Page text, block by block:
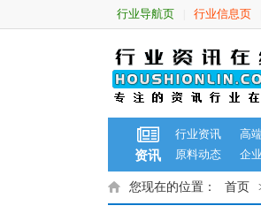
行业导航页 行业信息页
资讯
行业资讯
高
原料动态
企
您现在的位置： 首页